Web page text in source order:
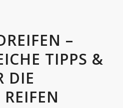
–
TIPPS &
DIE